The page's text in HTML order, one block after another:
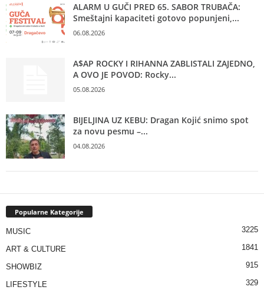
ALARM U GUČI PRED 65. SABOR TRUBAČA:
Smeštajni kapaciteti gotovo popunjeni,...
06.08.2026
A$AP ROCKY I RIHANNA ZABLISTALI ZAJEDNO,
A OVO JE POVOD: Rocky...
05.08.2026
BIJELJINA UZ KEBU: Dragan Kojić snimo spot
za novu pesmu –...
04.08.2026
Popularne Kategorije
MUSIC 3225
ART & CULTURE 1841
SHOWBIZ 915
LIFESTYLE 329